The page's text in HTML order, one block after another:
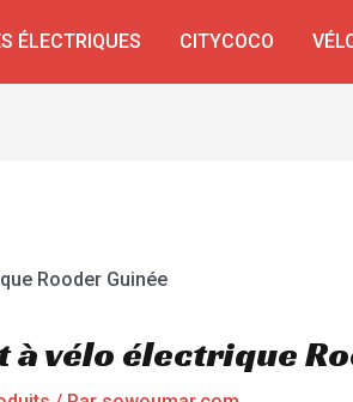
ÉLECTRIQUES CITYCOCO
vélo électrique